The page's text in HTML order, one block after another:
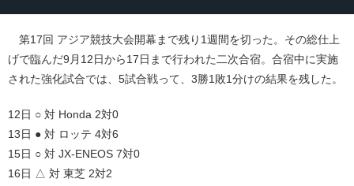
第17回 アジア競技大会開幕まで残り1週間を切った。その総仕上
げで臨んだ9月12日から17日まで行われた二次合宿。合宿中に実施
された強化試合では、5試合戦って、3勝1敗1分けの結果を残した。
12日 ○ 対 Honda 2対0
13日 ● 対 ロッテ 4対6
15日 ○ 対 JX-ENEOS 7対0
16日 △ 対 東芝 2対2